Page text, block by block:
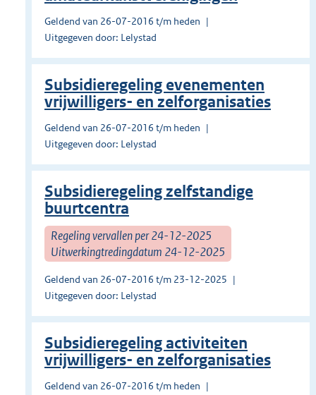
Geldend van 26-07-2016 t/m heden
Uitgegeven door: Lelystad
Subsidieregeling evenementen
vrijwilligers- en zelforganisaties
Geldend van 26-07-2016 t/m heden
Uitgegeven door: Lelystad
Subsidieregeling zelfstandige
buurtcentra
Regeling vervallen per 24-12-2025
Uitwerkingtredingdatum 24-12-2025
Geldend van 26-07-2016 t/m 23-12-2025
Uitgegeven door: Lelystad
Subsidieregeling activiteiten
vrijwilligers- en zelforganisaties
Geldend van 26-07-2016 t/m heden